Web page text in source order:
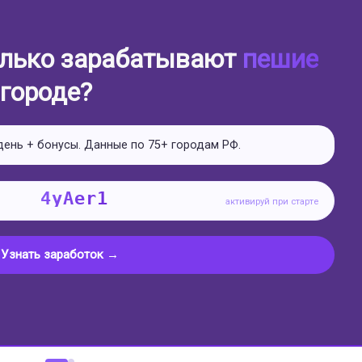
пешим курьером?
и отзывы
за 1 день Выплаты еженедельно
верификация, первые заказы и выход на доход.
4yAer1